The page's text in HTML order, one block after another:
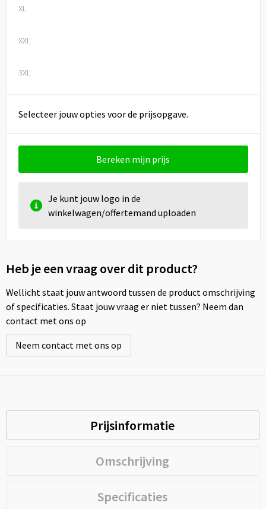
XL
XXL
3XL
Selecteer jouw opties voor de prijsopgave.
Bereken mijn prijs
Je kunt jouw logo in de
winkelwagen/offertemand uploaden
Heb je een vraag over dit product?
Wellicht staat jouw antwoord tussen de product omschrijving
of specificaties. Staat jouw vraag er niet tussen? Neem dan
contact met ons op
Neem contact met ons op
Prijsinformatie
Omschrijving
Specificaties